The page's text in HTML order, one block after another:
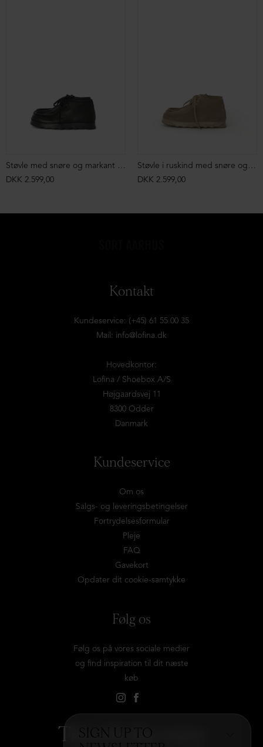
SIGN UP TO
Støvle med snøre og markant syning
DKK 2.599,00
Støvle i ruskind med snøre og markant syning
DKK 2.599,00
Kontakt
Kundeservice: (+45) 61 55 00 35
Mail: info@lofina.dk
Hovedkontor:
Lofina / Shoebox A/S
Højgaardsvej 11
8300 Odder
Danmark
Kundeservice
Om os
Salgs- og leveringsbetingelser
Fortrydelsesformular
Pleje
FAQ
Gavekort
Opdater dit cookie-samtykke
Følg os
Følg os på vores sociale medier
og find inspiration til dit næste
køb
Tilmeld dig vores